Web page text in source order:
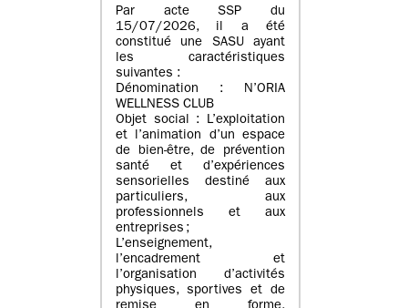
Par acte SSP du
15/07/2026, il a été
constitué une SASU ayant
les caractéristiques
suivantes :
Dénomination : N’ORIA
WELLNESS CLUB
Objet social : L’exploitation
et l’animation d’un espace
de bien-être, de prévention
santé et d’expériences
sensorielles destiné aux
particuliers, aux
professionnels et aux
entreprises ;
L’enseignement,
l’encadrement et
l’organisation d’activités
physiques, sportives et de